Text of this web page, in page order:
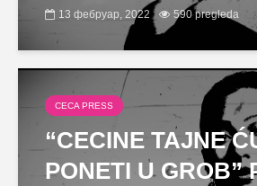
13 фебруар, 2022 590 pregleda
CECA PRESS
“CECINE TAJNE
PONETI U GROB”